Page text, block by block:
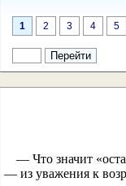
1 2 3 4 5
— Что значит
— из уважения к